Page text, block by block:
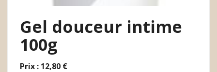
Gel douceur intime
100g
Prix : 12,80 €